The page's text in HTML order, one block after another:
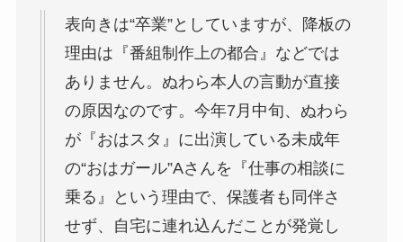
表向きは“卒業”としていますが、降板の
理由は『番組制作上の都合』などでは
ありません。ぬわら本人の言動が直接
の原因なのです。今年7月中旬、ぬわら
が『おはスタ』に出演している未成年
の“おはガール”Aさんを『仕事の相談に
乗る』という理由で、保護者も同伴さ
せず、自宅に連れ込んだことが発覚し